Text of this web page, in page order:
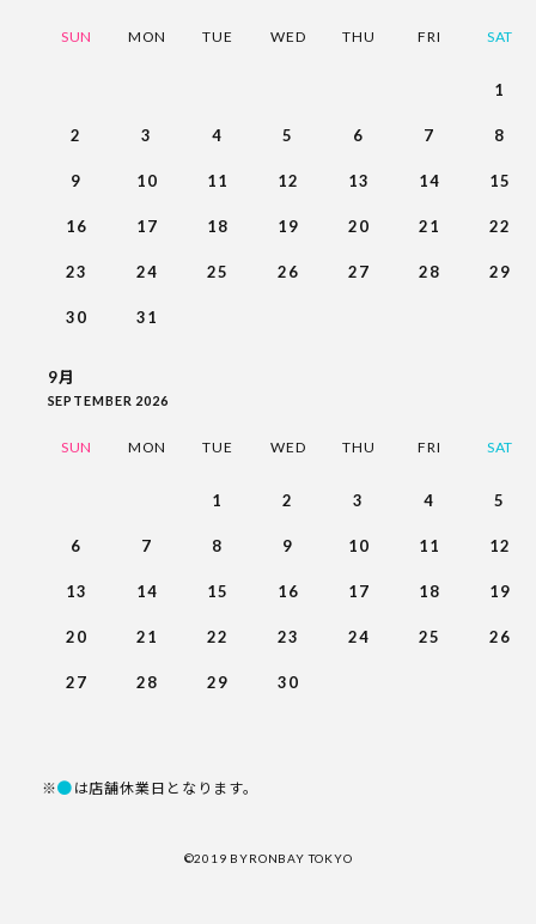
SUN MON TUE WED THU FRI SAT
1
2 3 4 5 6 7 8
9 10 11 12 13 14 15
16 17 18 19 20 21 22
23 24 25 26 27 28 29
30 31
9月
SEPTEMBER 2026
SUN MON TUE WED THU FRI SAT
1 2 3 4 5
6 7 8 9 10 11 12
13 14 15 16 17 18 19
20 21 22 23 24 25 26
27 28 29 30
※● は店舗休業日となります。
©︎2019 BYRONBAY TOKYO